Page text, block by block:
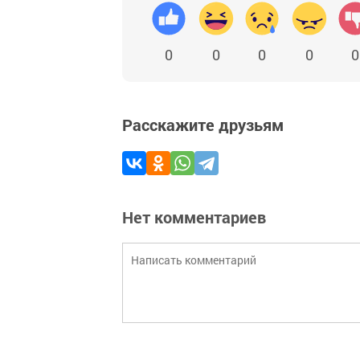
0 0 0 0 0
Расскажите друзьям
Нет комментариев